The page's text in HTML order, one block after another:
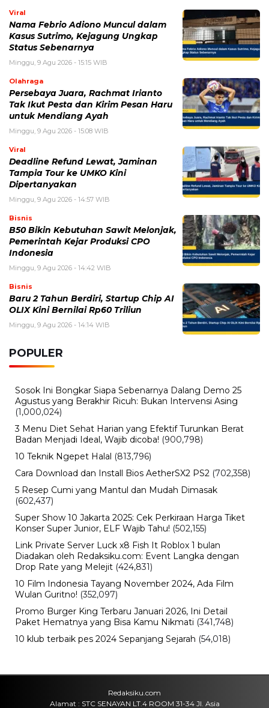
Simpan nama, email, dan situs web saya pada peramban ini
untuk komentar saya berikutnya.
Minggu, 9 Agustus 2026 - 14:42 WIB
B50 Bikin Kebutuhan Sawit Melonjak, Pemerintah
Kejar Produksi CPO Indonesia
Baru 2 Tahun Berdiri, Startup Chip AI OLIX Kini Bernilai
Rp60 Triliun
RI-UEA Maksimalkan CEPA, Delegasi Bisnis Emirat
Segera Dibawa ke Indonesia
Sabtu, 8 Agustus 2026 - 22:09 WIB
Emas Antam Melonjak Lagi! Harga 1 Gram Nyaris Rp2,7
Sabtu, 8 Agustus 2026 - 21:31 WIB
Industri Game RI Melaju Kencang, Tumbuh 18,22
BERITA TERBARU
Viral
Nama Febrio Adiono Muncul dalam
Status Sebenarnya
Minggu, 9 Agu 2026 - 15:15 WIB
Persebaya Juara, Rachmat Irianto
Tak Ikut Pesta dan Kirim Pesan Haru
untuk Mendiang Ayah
Minggu, 9 Agu 2026 - 15:08 WIB
Viral
Deadline Refund Lewat, Jaminan
Tampia Tour ke UMKO Kini
Dipertanyakan
Minggu, 9 Agu 2026 - 14:57 WIB
Minggu, 9 Agu 2026 - 14:42 WIB